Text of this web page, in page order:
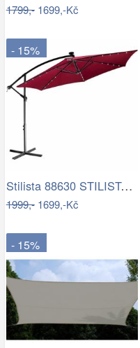
1799,-1699,-Kč
- 15%
Stilista 88630 STILISTA Zahradní LED…
1999,-1699,-Kč
- 15%